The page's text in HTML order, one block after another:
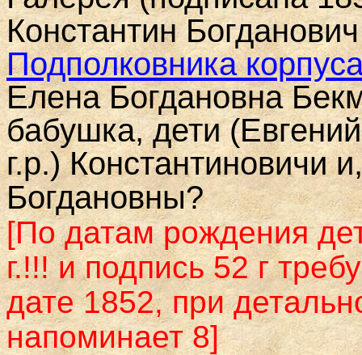
Константин
Подполковника
Елена Богдановна
бабушка, дети
г.р.) Константиновичи
Богдановны?
[По датам рождения
г.!!! и подпись 52 г
дате 1852, при
напоминает 8]